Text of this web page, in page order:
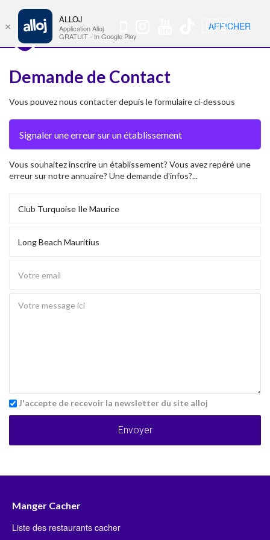
🇺🇸 Nav
Demande de Contact
Vous pouvez nous contacter depuis le formulaire ci-dessous
Vous souhaitez inscrire un établissement? Vous avez repéré une
erreur sur notre annuaire? Une demande d'infos?...
J'accepte de recevoir la newsletter du site alloj
Envoyer
Manger Cacher
Liste des restaurants cacher
×
ALLOJ
Application Alloj
GRATUIT - In Google Play
AFFICHER